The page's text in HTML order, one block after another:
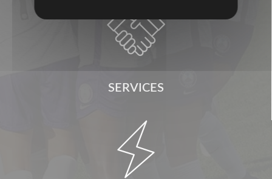

SERVICES
